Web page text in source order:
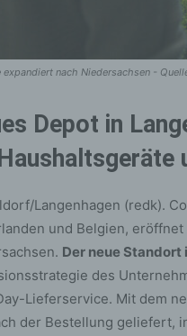
expandiert nach Niedersachsen -
Depot in
Langenhagen (redk).
und Belgien,
Der neue Standort
des
Lieferservice. Mit dem
der Bestellung geliefert,